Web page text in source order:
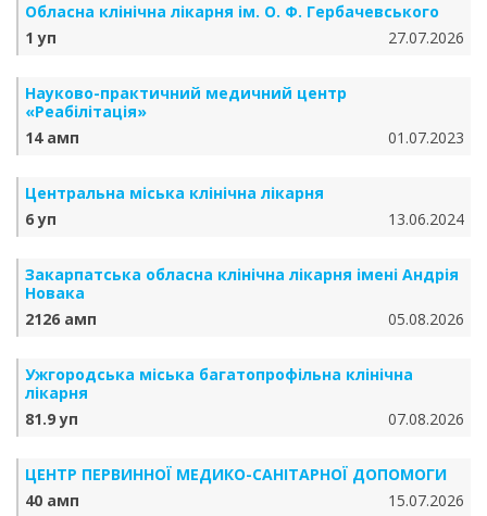
Обласна клінічна лікарня ім. О. Ф. Гербачевського
1 уп
27.07.2026
Науково-практичний медичний центр
«Реабілітація»
14 амп
01.07.2023
Центральна міська клінічна лікарня
6 уп
13.06.2024
Закарпатська обласна клінічна лікарня імені Андрія
Новака
2126 амп
05.08.2026
Ужгородська міська багатопрофільна клінічна
лікарня
81.9 уп
07.08.2026
ЦЕНТР ПЕРВИННОЇ МЕДИКО-САНІТАРНОЇ ДОПОМОГИ
40 амп
15.07.2026